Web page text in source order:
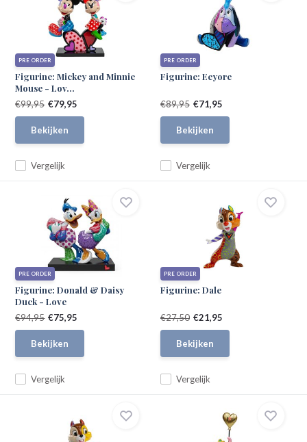
PRE ORDER
Figurine: Mickey and Minnie
Mouse - Lov...
Vergelijk
€99,95 €79,95
Bekijken
PRE ORDER
Figurine: Eeyore
Vergelijk
€89,95 €71,95
Bekijken
PRE ORDER
Figurine: Donald & Daisy
Duck - Love
Vergelijk
€94,95 €75,95
Bekijken
PRE ORDER
Figurine: Dale
Vergelijk
€27,50 €21,95
Bekijken